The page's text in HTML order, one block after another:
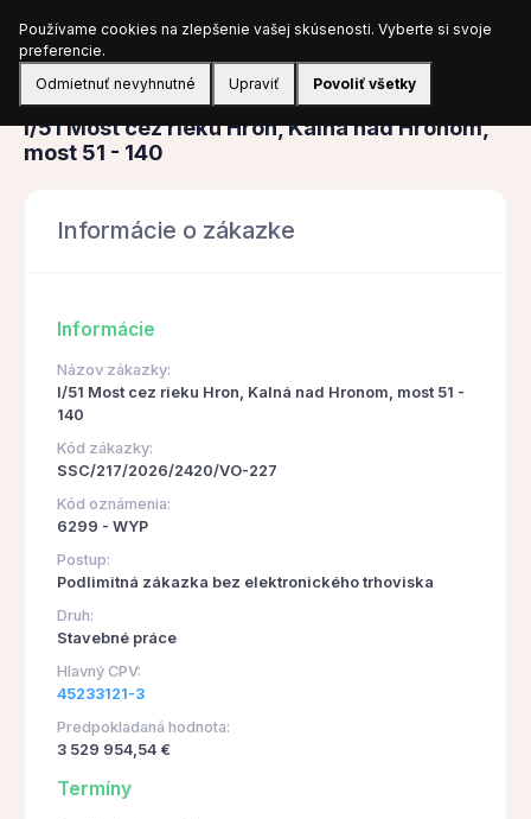
Prihlásiť sa
Obstarávanie
I/51 Most cez rieku Hron, Kalná nad Hronom,
most 51 - 140
Informácie o zákazke
Informácie
Názov zákazky:
I/51 Most cez rieku Hron, Kalná nad Hronom, most 51 -
140
Kód zákazky:
SSC/217/2026/2420/VO-227
Kód oznámenia:
6299 - WYP
Postup:
Podlimitná zákazka bez elektronického trhoviska
Druh:
Stavebné práce
Hlavný CPV:
45233121-3
Predpokladaná hodnota:
3 529 954,54 €
Termíny
Používame cookies na zlepšenie vašej skúsenosti. Vyberte si svoje
preferencie.
Odmietnuť nevyhnutné
Upraviť Povoliť všetky